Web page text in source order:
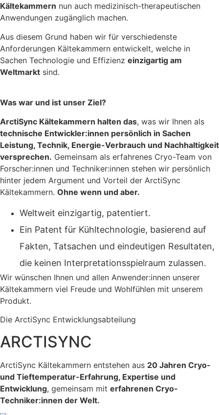
Kältekammern nun auch medizinisch-therapeutischen
Anwendungen zugänglich machen.
Aus diesem Grund haben wir für verschiedenste
Anforderungen Kältekammern entwickelt, welche in
Sachen Technologie und Effizienz einzigartig am
Weltmarkt sind.
Was war und ist unser Ziel?
ArctiSync Kältekammern halten das, was wir Ihnen als
technische Entwickler:innen persönlich in Sachen
Leistung, Technik, Energie-Verbrauch und Nachhaltigkeit
versprechen. Gemeinsam als erfahrenes Cryo-Team von
Forscher:innen und Techniker:innen stehen wir persönlich
hinter jedem Argument und Vorteil der ArctiSync
Kältekammern. Ohne wenn und aber.
Weltweit einzigartig, patentiert.
Ein Patent für Kühltechnologie, basierend auf
Fakten, Tatsachen und eindeutigen Resultaten,
die keinen Interpretationsspielraum zulassen.
Wir wünschen Ihnen und allen Anwender:innen unserer
Kältekammern viel Freude und Wohlfühlen mit unserem
Produkt.
Die ArctiSync Entwicklungsabteilung
ARCTISYNC
ArctiSync Kältekammern entstehen aus 20 Jahren Cryo-
und Tieftemperatur-Erfahrung, Expertise und
Entwicklung, gemeinsam mit erfahrenen Cryo-
Techniker:innen der Welt.